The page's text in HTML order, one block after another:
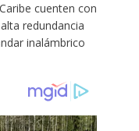
cuenten con
redundancia
inalámbrico